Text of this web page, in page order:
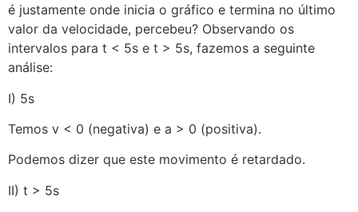
é justamente onde inicia o gráfico e termina no último
valor da velocidade, percebeu? Observando os
intervalos para t < 5s e t > 5s, fazemos a seguinte
análise:
I) 5s
Temos v < 0 (negativa) e a > 0 (positiva).
Podemos dizer que este movimento é retardado.
II) t > 5s